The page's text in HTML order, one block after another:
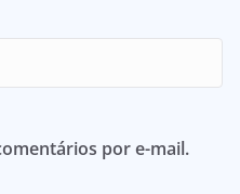
por e-mail.